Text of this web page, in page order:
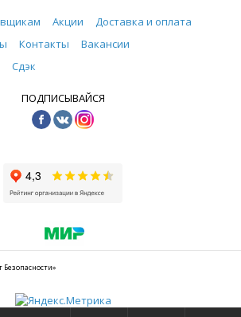
Акции
Доставка и оплата
Контакты
Вакансии
Сдэк
ПОДПИСЫВАЙСЯ
Безопасности»